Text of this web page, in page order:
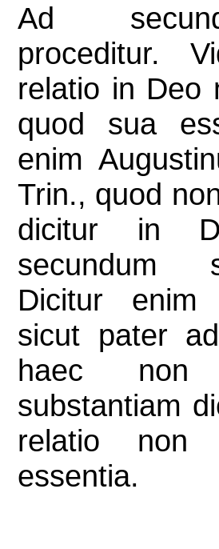
Ad
proceditur.
relatio in Deo
quod sua
enim
Trin., quod
dicitur in
secundum
Dicitur
sicut pater
haec non
substantiam
relatio non
essentia.